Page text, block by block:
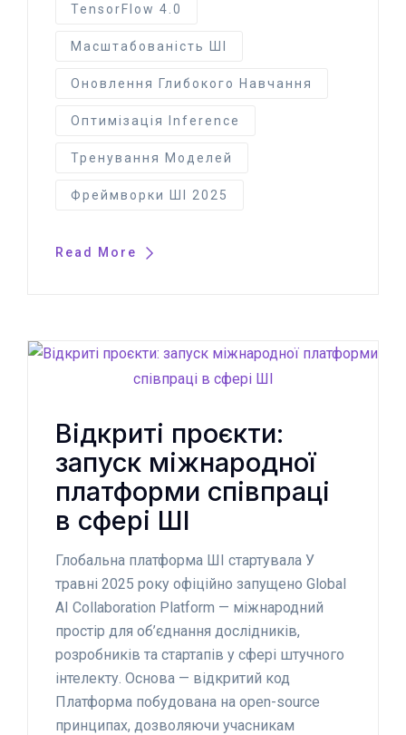
TensorFlow 4.0
Масштабованість ШІ
Оновлення Глибокого Навчання
Оптимізація Inference
Тренування Моделей
Фреймворки ШІ 2025
Read More
Відкриті проєкти:
запуск міжнародної
платформи співпраці
в сфері ШІ
Глобальна платформа ШІ стартувала У
травні 2025 року офіційно запущено Global
AI Collaboration Platform — міжнародний
простір для об’єднання дослідників,
розробників та стартапів у сфері штучного
інтелекту. Основа — відкритий код
Платформа побудована на open-source
принципах, дозволяючи учасникам